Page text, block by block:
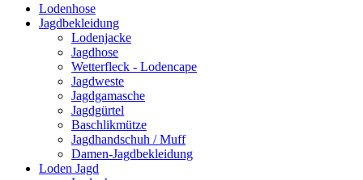
Lodenhose
Jagdbekleidung
Lodenjacke
Jagdhose
Wetterfleck - Lodencape
Jagdweste
Jagdgamasche
Jagdgürtel
Baschlikmütze
Jagdhandschuh / Muff
Damen-Jagdbekleidung
Loden Jagd